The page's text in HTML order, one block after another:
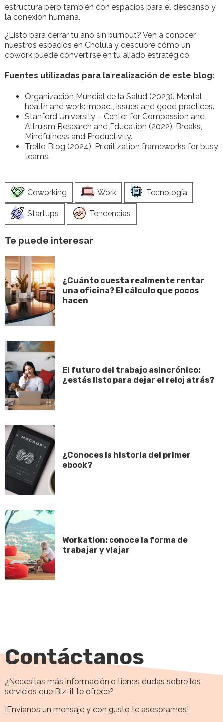
estructura pero también con espacios para el descanso y
la conexión humana.
¿Listo para cerrar tu año sin burnout? Ven a conocer
nuestros espacios en Cholula y descubre cómo un
cowork puede convertirse en tu aliado estratégico.
Fuentes utilizadas para la realización de este blog:
Organización Mundial de la Salud (2023). Mental
health and work: impact, issues and good practices.
Stanford University – Center for Compassion and
Altruism Research and Education (2022). Breaks,
Mindfulness and Productivity.
Trello Blog (2024). Prioritization frameworks for busy
teams.
Coworking Work Tecnología
Startups Tendencias
Te puede interesar
¿Cuánto cuesta realmente rentar
una oficina? El cálculo que pocos
hacen
El futuro del trabajo asincrónico:
¿estás listo para dejar el reloj atrás?
¿Conoces la historia del primer
ebook?
Workation: conoce la forma de
trabajar y viajar
Contáctanos
¿Necesitas más información o tienes dudas sobre los
servicios que Biz-it te ofrece?
¡Envíanos un mensaje y con gusto te asesoramos!